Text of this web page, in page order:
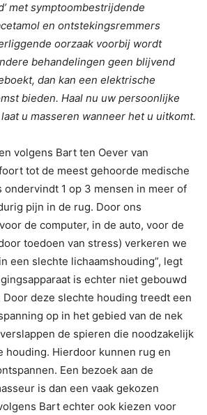
met symptoombestrijdende
en ontstekingsremmers
oorzaak voorbij wordt
behandelingen geen blijvend
dan kan een elektrische
bieden. Haal nu uw persoonlijke
u masseren wanneer het u uitkomt.
volgens Bart ten Oever van
tot de meest gehoorde medische
ondervindt 1 op 3 mensen in meer of
pijn in de rug. Door ons
de computer, in de auto, voor de
toedoen van stress) verkeren we
een slechte lichaamshouding”, legt
is echter niet gebouwd
deze slechte houding treedt een
op in het gebied van de nek
de spieren die noodzakelijk
houding. Hierdoor kunnen rug en
Een bezoek aan de
is dan een vaak gekozen
Bart echter ook kiezen voor